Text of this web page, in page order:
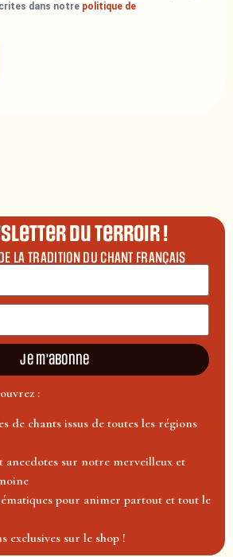
dans notre politique de
du terroir !
LA TRADITION DU CHANT FRANÇAIS
Je m'abonne
:
de chants issus de toutes les régions
anecdotes sur notre merveilleux et
pour animer partout et tout le
exclusives sur le shop !